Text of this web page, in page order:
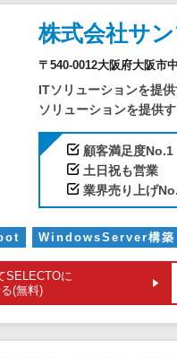
株式会社サ
〒540-0012大阪府大阪市
ITソリューションを提
ソリューションを提供
顧客満足度No.1
土日祝も営業
業界売り上げ
WindowsServer構築
SELECTOに
(無料)